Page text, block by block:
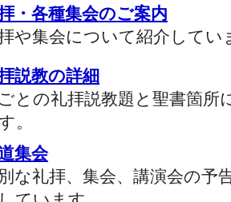
・各種集会のご案内
や集会について紹介してい
説教の詳細
との礼拝説教題と聖書箇所
。
集会
な礼拝、集会、講演会の予